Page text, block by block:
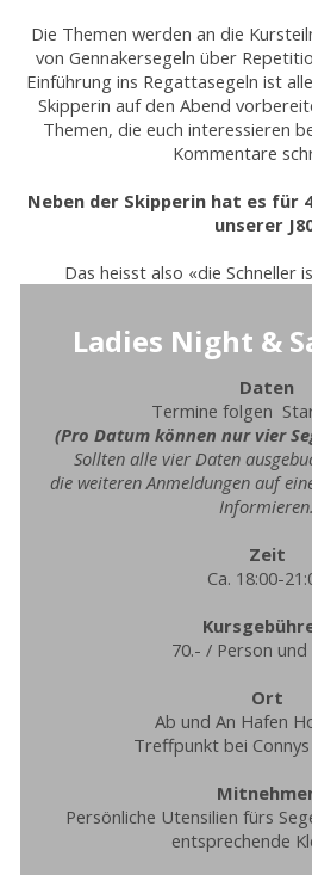
Die Themen werden an die
von Gennakersegeln über
Einführung ins Regattasegeln ist
Skipperin auf den Abend
Themen, die euch interessieren
Kommentare
Neben der Skipperin hat es für
unserer
Das heisst also «die Schneller
Ladies Night &
Daten
Termine folgen
(Pro Datum können nur vier
Sollten alle vier Daten
die weiteren Anmeldungen auf
Informieren.
Zeit
Ca. 18:00-
70.- / Person und
Ort
Ab und An Hafen
Treffpunkt bei
Persönliche Utensilien fürs
entsprechende